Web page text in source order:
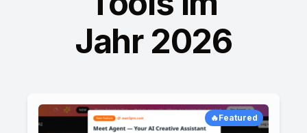
Jahr 2026
🔥Featured